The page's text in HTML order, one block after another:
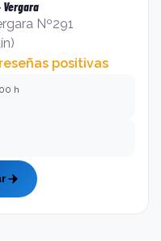
Vergara
Nº291
positivas
h